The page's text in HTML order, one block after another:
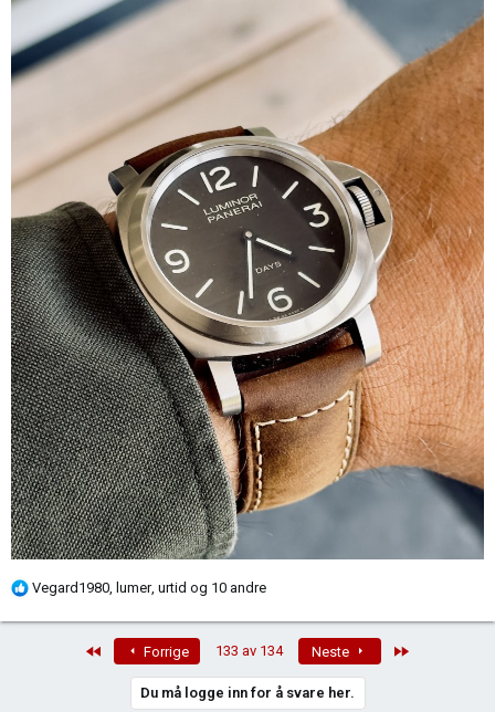
R
Vegard1980, lumer, urtid og 10 andre
Forrige 133 av 134 Neste
Du må logge inn for å svare her.